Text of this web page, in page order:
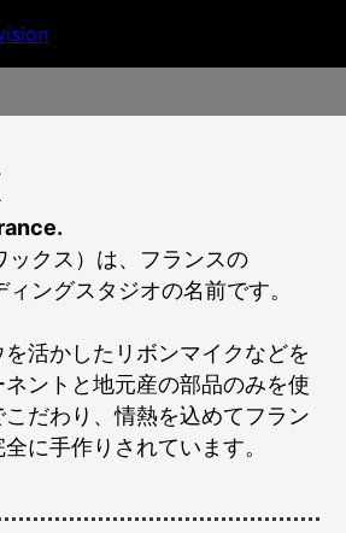
ックス）は、フランスの
ングスタジオの名前です。
活かしたリボンマイクなどを
ントと地元産の部品のみを使
だわり、情熱を込めてフラン
に手作りされています。